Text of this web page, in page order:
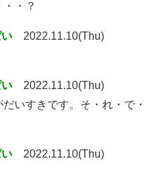
・？
2022.11.10(Thu)
2022.11.10(Thu)
いすきです。そ・れ・で・
2022.11.10(Thu)